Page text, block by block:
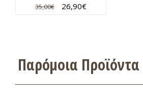
35,00€ 26,90€
Παρόμοια Προϊόντα